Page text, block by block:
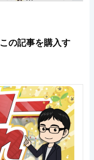
この記事を購入す